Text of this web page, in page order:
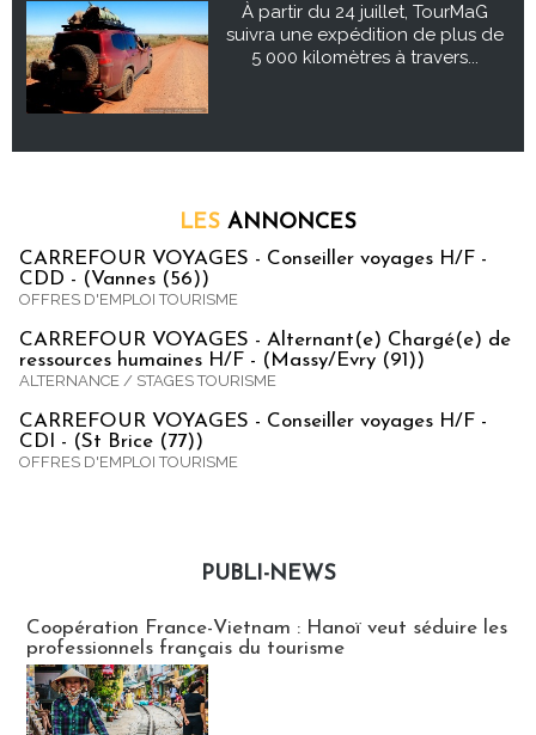
À partir du 24 juillet, TourMaG
suivra une expédition de plus de
5 000 kilomètres à travers...
LES ANNONCES
CARREFOUR VOYAGES - Conseiller voyages H/F -
CDD - (Vannes (56))
OFFRES D'EMPLOI TOURISME
CARREFOUR VOYAGES - Alternant(e) Chargé(e) de
ressources humaines H/F - (Massy/Evry (91))
ALTERNANCE / STAGES TOURISME
CARREFOUR VOYAGES - Conseiller voyages H/F -
CDI - (St Brice (77))
OFFRES D'EMPLOI TOURISME
PUBLI-NEWS
Coopération France-Vietnam : Hanoï veut séduire les
professionnels français du tourisme